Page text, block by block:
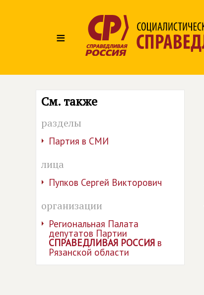
≡
См. также
разделы
Партия в СМИ
лица
Пупков Сергей Викторович
организации
Региональная Палата
депутатов Партии
СПРАВЕДЛИВАЯ РОССИЯ в
Рязанской области